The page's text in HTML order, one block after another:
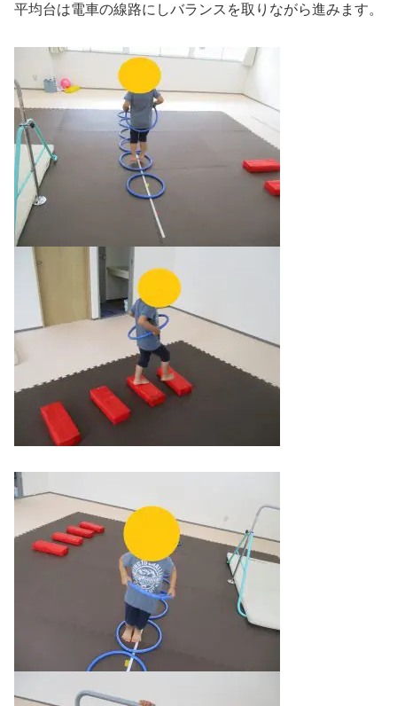
平均台は電車の線路にしバランスを取りながら進みます。